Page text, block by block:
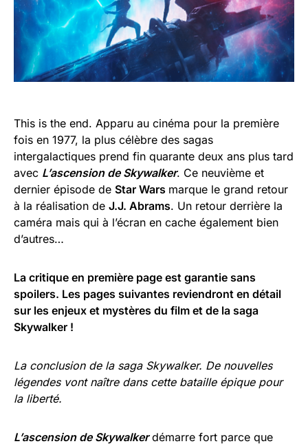
This is the end. Apparu au cinéma pour la première
fois en 1977, la plus célèbre des sagas
intergalactiques prend fin quarante deux ans plus tard
avec L’ascension de Skywalker. Ce neuvième et
dernier épisode de Star Wars marque le grand retour
à la réalisation de J.J. Abrams. Un retour derrière la
caméra mais qui à l’écran en cache également bien
d’autres…
La critique en première page est garantie sans
spoilers. Les pages suivantes reviendront en détail
sur les enjeux et mystères du film et de la saga
Skywalker !
La conclusion de la saga Skywalker. De nouvelles
légendes vont naître dans cette bataille épique pour
la liberté.
L’ascension de Skywalkerdémarre fort parce que